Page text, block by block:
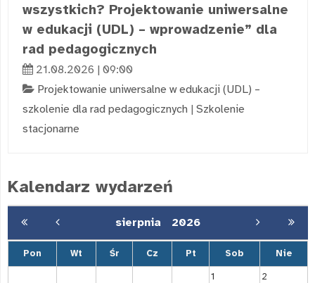
wszystkich? Projektowanie uniwersalne
w edukacji (UDL) – wprowadzenie” dla
rad pedagogicznych
21.08.2026 | 09:00
Projektowanie uniwersalne w edukacji (UDL) –
szkolenie dla rad pedagogicznych | Szkolenie
stacjonarne
Kalendarz wydarzeń
sierpnia 2026
Pon Wt Śr Cz Pt Sob Nie
1
2